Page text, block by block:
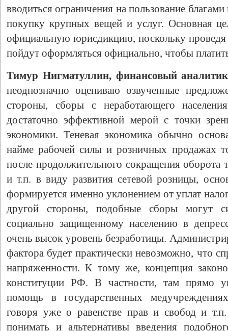
вводиться ограничения на пользование благами
покупку крупных вещей и услуг. Основная
официальную юрисдикцию, поскольку проведя
пойдут оформляться официально, чтобы
Тимур Нигматуллин, финансовый
неоднозначно оцениваю озвученные
стороны, сборы с неработающего
достаточно эффективной мерой с точки
экономики. Теневая экономика обычно
найме рабочей силы и розничных продажах
после продолжительного сокращения оборота
и т.п. в виду развития сетевой розницы,
формируется именно уклонением от уплат
другой стороны, подобные сборы могут
социально защищенному населению в
очень высок уровень безработицы.
фактора будет практически невозможно, что
напряженности. К тому же, концепция
конституции РФ. В частности, там прямо
помощь в государственных
говоря уже о равенстве прав и свобод и
понимать и альтернативы введения